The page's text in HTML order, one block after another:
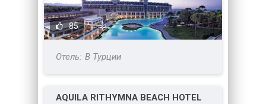
85
В Турции
AQUILA RITHYMNA BEACH HOTEL